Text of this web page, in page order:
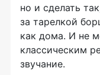
но и сделать
за тарелкой
как дома. И не
классическим
звучание.